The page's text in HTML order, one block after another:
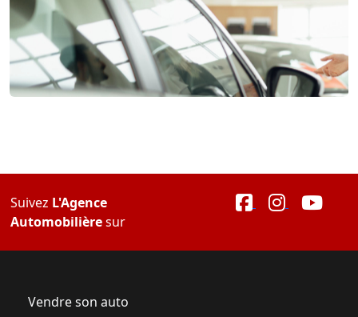
Suivez L'Agence
Automobilièresur
Vendre son auto